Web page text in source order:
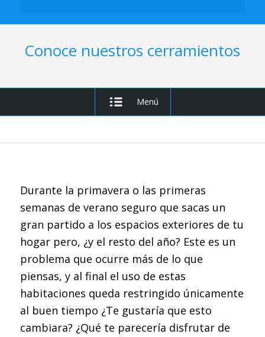
Conoce nuestros cerramientos
Menú
Durante la primavera o las primeras
semanas de verano seguro que sacas un
gran partido a los espacios exteriores de tu
hogar pero, ¿y el resto del año? Este es un
problema que ocurre más de lo que
piensas, y al final el uso de estas
habitaciones queda restringido únicamente
al buen tiempo ¿Te gustaría que esto
cambiara? ¿Qué te parecería disfrutar de